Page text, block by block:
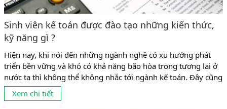
Sinh viên kế toán được đào tạo những kiến thức,
kỹ năng gì ?
Hiện nay, khi nói đến những ngành nghề có xu hướng phát
triển bền vững và khó có khả năng bão hòa trong tương lai ở
nước ta thì không thể không nhắc tới ngành kế toán. Đây cũng
là ngành có tỉ lệ sinh viên theo học khá đông ở mọi cấp học từ
trung cấp, cao đẳng đến...
Xem chi tiết